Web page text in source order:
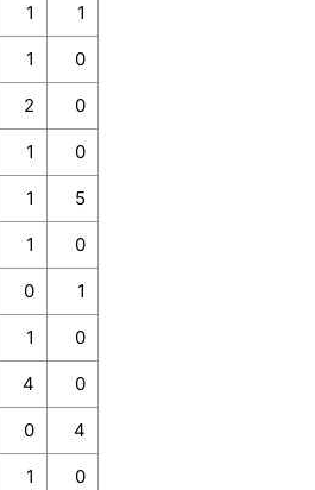
1 1
1 0
2 0
1 0
1 5
1 0
0 1
1 0
4 0
0 4
1 0